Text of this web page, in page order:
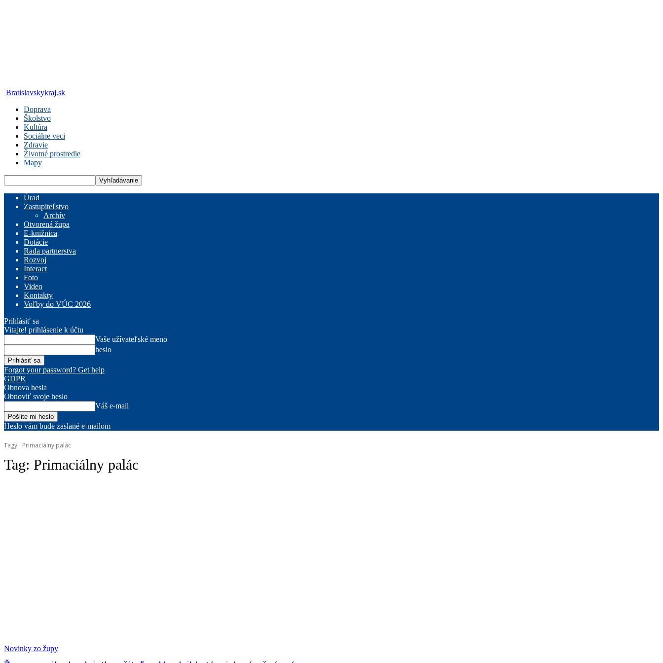
Bratislavskykraj.sk
Doprava
Školstvo
Kultúra
Sociálne veci
Zdravie
Životné prostredie
Mapy
Úrad
Zastupiteľstvo
Archív
Otvorená župa
E-knižnica
Dotácie
Rada partnerstva
Rozvoj
Interact
Foto
Video
Kontakty
Voľby do VÚC 2026
Prihlásiť sa
Vitajte! prihlásenie k účtu
Vaše užívateľské meno
heslo
Forgot your password? Get help
GDPR
Obnova hesla
Obnoviť svoje heslo
Váš e-mail
Heslo vám bude zaslané e-mailom
Tagy Primaciálny palác
Tag: Primaciálny palác
Novinky zo župy